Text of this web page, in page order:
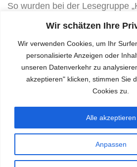
Wir schätzen Ihre
Wir verwenden Cookies, um Ihr
personalisierte Anzeigen oder
unseren Datenverkehr zu
akzeptieren" klicken, stimmen Sie
Cookies zu.
Anpassen
Alle akzeptieren
So wurden bei der Lesegruppe
Kind träumt nicht vom Fliegen?
war kreatives Geschick gefragt
Spinnennetzes, in das die
gesetzt wurde. Aber auch
Andersartigkeit und dem Aufruf
sich
Borka - Erlebnisse einer